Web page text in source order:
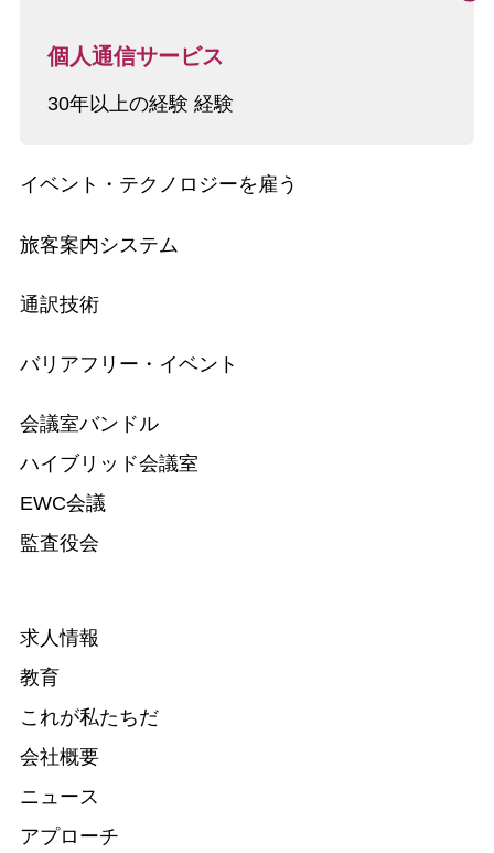
個人通信サービス
30年以上の経験 経験
イベント・テクノロジーを雇う
旅客案内システム
通訳技術
バリアフリー・イベント
会議室バンドル
ハイブリッド会議室
EWC会議
監査役会
求人情報
教育
これが私たちだ
会社概要
ニュース
アプローチ